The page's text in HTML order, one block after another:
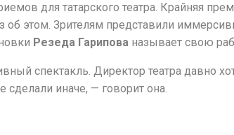
для татарского театра. Крайняя
об этом. Зрителям представили
Резеда Гарипова называет свою
спектакль. Директор театра давно
сделали иначе, — говорит она.